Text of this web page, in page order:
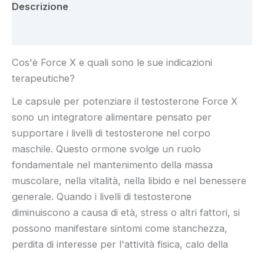
Descrizione
Cos'è Force X e quali sono le sue indicazioni
terapeutiche?
Le capsule per potenziare il testosterone Force X
sono un integratore alimentare pensato per
supportare i livelli di testosterone nel corpo
maschile. Questo ormone svolge un ruolo
fondamentale nel mantenimento della massa
muscolare, nella vitalità, nella libido e nel benessere
generale. Quando i livelli di testosterone
diminuiscono a causa di età, stress o altri fattori, si
possono manifestare sintomi come stanchezza,
perdita di interesse per l'attività fisica, calo della